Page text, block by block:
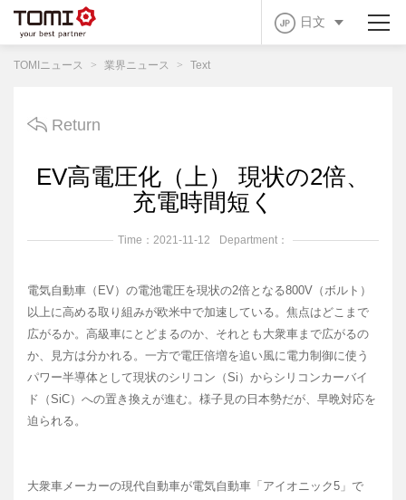
日文
TOMIニュース > 業界ニュース > Text
Return
EV高電圧化（上） 現状の2倍、
充電時間短く
Time：2021-11-12 Department：
電気自動車（EV）の電池電圧を現状の2倍となる800V（ボルト）
以上に高める取り組みが欧米中で加速している。焦点はどこまで
広がるか。高級車にとどまるのか、それとも大衆車まで広がるの
か、見方は分かれる。一方で電圧倍増を追い風に電力制御に使う
パワー半導体として現状のシリコン（Si）からシリコンカーバイ
ド（SiC）への置き換えが進む。様子見の日本勢だが、早晩対応を
迫られる。
大衆車メーカーの現代自動車が電気自動車「アイオニック5」で